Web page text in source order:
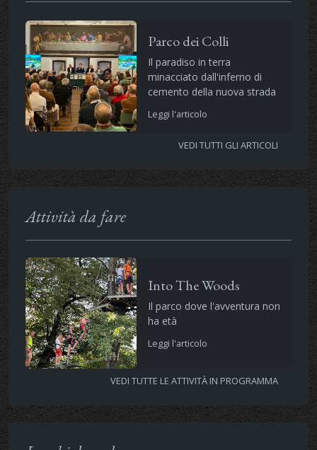
Parco dei Colli
Il paradiso in terra
minacciato dall'inferno di
cemento della nuova strada
Leggi l'articolo
VEDI TUTTI GLI ARTICOLI
Attività da fare
Into The Woods
Il parco dove l'avventura non
ha età
Leggi l'articolo
VEDI TUTTE LE ATTIVITÀ IN PROGRAMMA